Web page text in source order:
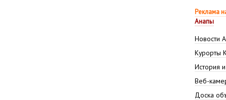
Реклама
Анапы
Новости
Курорты
История
Веб-
Доска